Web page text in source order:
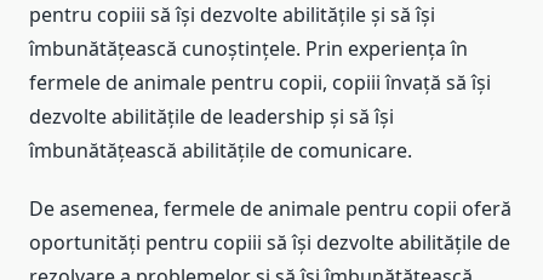
pentru copiii să își dezvolte abilitățile și să își
îmbunătățească cunoștințele. Prin experiența în
fermele de animale pentru copii, copiii învață să își
dezvolte abilitățile de leadership și să își
îmbunătățească abilitățile de comunicare.
De asemenea, fermele de animale pentru copii oferă
oportunități pentru copiii să își dezvolte abilitățile de